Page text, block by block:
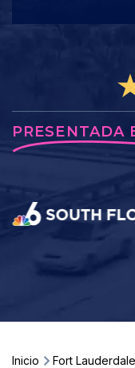
PRESENTADA
Inicio Fort Lauderdale